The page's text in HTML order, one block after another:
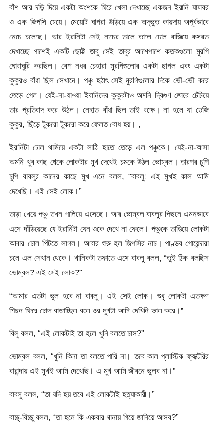
বাঁশ আর দড়ি দিয়ে একটা অংশকে ঘিরে খেলা দেখাচ্ছে একজন ইরানি যাযাবর
ও এক জিপসি মেয়ে। মেয়েটি ঘাগরা উড়িয়ে এক অদ্ভুত কায়দায় অপূর্বভাবে
নেচে চলেছে। আর ইরানিটা সেই নাচের তালে তালে ঢোল বাজিয়ে কসরত
দেখাচ্ছে পাশেই একটি ছোট্ট তাবু সেই তাবুর আশেপাশে কতকগুলো মুরগি
ঘোরাঘুরি করছিল। বেশ নধর চেহারা মুরগিগুলোর একটা ছাগল এবং একটা
কুকুরও বাঁধা ছিল সেখানে। পঞ্চু হঠাৎ সেই মুরগিগুলোর দিকে ভৌ-ভৌ করে
তেড়ে গেল। যেই-না-যাওয়া ইরানিদের কুকুরটাও অমনি দ্বিগুণ জোরে চেঁচিয়ে
তার প্রতিবাদ করে উঠল। নেহাত বাঁধা ছিল তাই রক্ষে। না হলে যা তেজি
কুকুর, ছিঁড়ে টুকরো টুকরো করে ফেলত বোধ হয়। ,
ইরানিটা ঢোল থামিয়ে একটা লাঠি হাতে তেড়ে এল পঞ্চুকে। যেই-না-আসা
অমনি খুব কাছ থেকে লোকটার মুখ দেখেই চমকে উঠল ভোম্বল। তারপর চুপি
চুপি বাবলুর কানের কাছে মুখ এনে বলল, “বাবলু! এই মুখই কাল আমি
দেখেছি। এই সেই লোক।”
তাড়া খেয়ে পঞ্চু তখন পালিয়ে এসেছে। আর ভোম্বল বাবলুর পিছনে এমনভাবে
এসে দাঁড়িয়েছে যে ইরানিটা যেন ওকে দেখে না ফেলে। পঞ্চুকে তাড়িয়ে লোকটা
আবার ঢোল পিটতে লাগল। আবার শুরু হল জিপসির নাচ। পাণ্ডব গোয়েন্দারা
চলে এল সেখান থেকে। খানিকটা তফাতে এসে বাবলু বলল, “তুই ঠিক বলছিস
ভোম্বল? এই সেই লোক?”
“আমার এতটা ভুল হবে না বাবলু। এই সেই লোক। শুধু লোকটা এতক্ষণ
পিছন ফিরে ঢোল বাজাচ্ছিল বলে ওর মুখটা আমি দেখিনি ভাল করে।”
বিলু বলল, “এই লোকটাই তা হলে খুনি বলতে চাস?”
ভোম্বল বলল, “খুনি কিনা তা বলতে পারি না। তবে কাল প্লাস্টিক ফ্যাক্টরির
বারান্দায় এই মুখই আমি দেখেছি। এ মুখ আমি জীবনে ভুলব না।”
বাবলু বলল, “তা যদি হয় তবে এই লোকটাই হত্যাকারী।”
বাচ্চু-বিচ্ছু বলল, “তা হলে কি একবার থানায় গিয়ে জানিয়ে আসব?”